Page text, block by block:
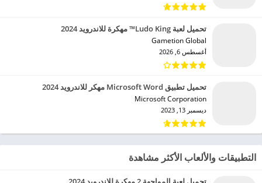
تحميل لعبة Ludo King™ مهكرة للاندرويد 2024
Gametion Global‏
أغسطس 6, 2026
تحميل تطبيق Microsoft Word مهكر للاندرويد 2024
Microsoft Corporation‏
ديسمبر 13, 2023
التطبيقات والألعاب الأكثر مشاهدة